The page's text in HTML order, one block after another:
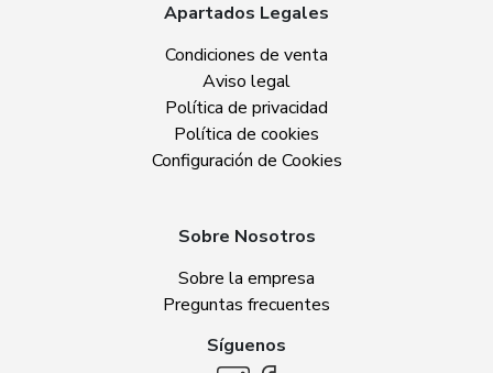
Apartados Legales
Condiciones de venta
Aviso legal
Política de privacidad
Política de cookies
Configuración de Cookies
Sobre Nosotros
Sobre la empresa
Preguntas frecuentes
Síguenos